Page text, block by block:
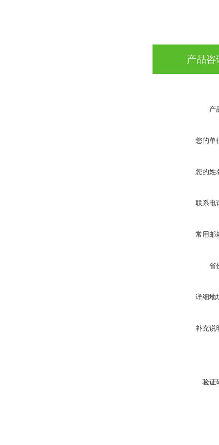
产品咨
产
您的单
您的姓
联系电
常用邮
省
详细地
补充说
验证